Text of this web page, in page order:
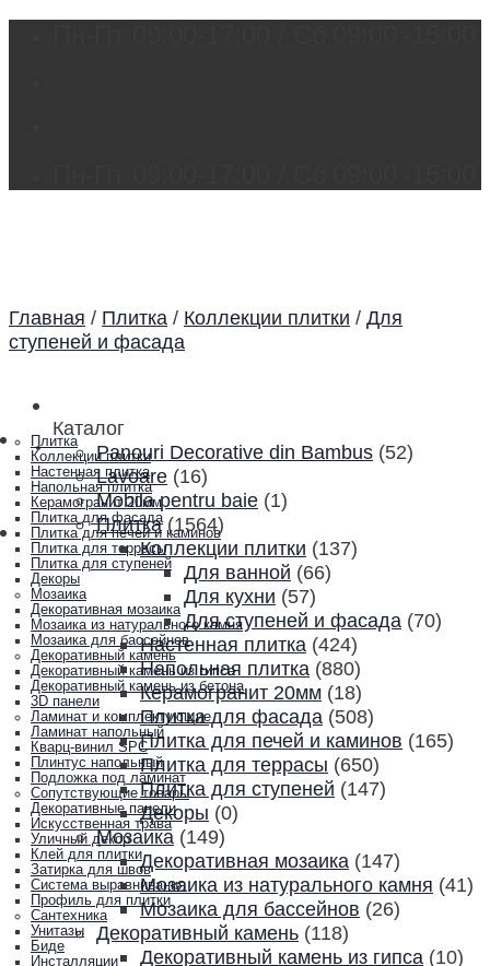
Каталог
Плитка
Коллекции плитки
Настенная плитка
Напольная плитка
Керамогранит 20мм
Плитка для фасада
Плитка для печей и каминов
Плитка для террасы
Плитка для ступеней
Декоры
Мозаика
Декоративная мозаика
Мозаика из натурального камня
Мозаика для бассейнов
Декоративный камень
Декоративный камень из гипса
Декоративный камень из бетона
3D панели
Ламинат и комплектующие
Ламинат напольный
Кварц-винил SPC
Плинтус напольный
Подложка под ламинат
Сопутствующие товары
Декоративные панели
Искусственная трава
Уличный декор
Клей для плитки
Затирка для швов
Система выравнивания
Профиль для плитки
Сантехника
Унитазы
Биде
Инсталляции
Главная / Плитка / Коллекции плитки / Для
ступеней и фасада
Каталог
Panouri Decorative din Bambus (52)
Lavoare (16)
Mobila pentru baie (1)
Плитка (1564)
Коллекции плитки (137)
Для ванной (66)
Для кухни (57)
Для ступеней и фасада (70)
Настенная плитка (424)
Напольная плитка (880)
Керамогранит 20мм (18)
Плитка для фасада (508)
Плитка для печей и каминов (165)
Плитка для террасы (650)
Плитка для ступеней (147)
Декоры (0)
Мозаика (149)
Декоративная мозаика (147)
Мозаика из натурального камня (41)
Мозаика для бассейнов (26)
Декоративный камень (118)
Декоративный камень из гипса (10)